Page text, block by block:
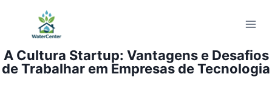
Conteúdo
A Cultura Startup: Vantagens e Desafios
de Trabalhar em Empresas de Tecnologia